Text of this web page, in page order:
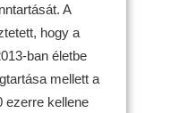
A
hogy a
ban életbe
mellett a
ezerre kellene